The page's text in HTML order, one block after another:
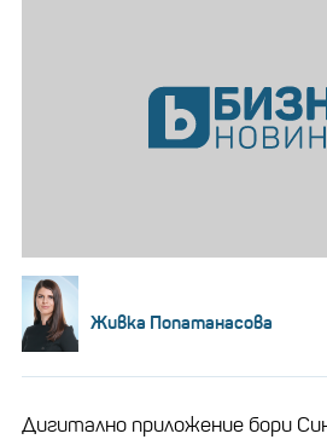
Живка Попатанасова
Дигитално приложение бори